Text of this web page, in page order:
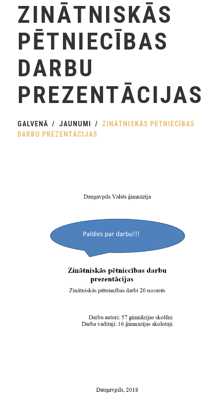
ZINĀTNISKĀS
PĒTNIECĪBAS
DARBU
PREZENTĀCIJAS
GALVENĀ JAUNUMI
ZINĀTNISKĀS PĒTNIECĪBAS
DARBU PREZENTĀCIJAS